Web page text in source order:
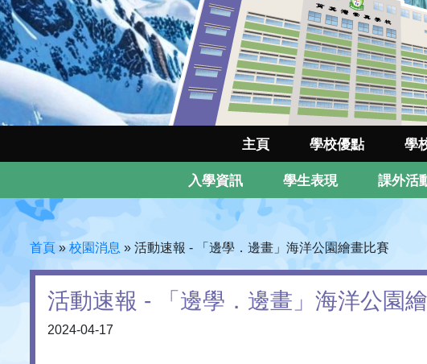
主頁 學校優點 學
入學資訊 學生表現 課外活
首頁 » 校園消息 » 活動速報 - 「邊學．邊畫」海洋公園繪畫比賽
活動速報 - 「邊學．邊畫」海洋公園
2024-04-17